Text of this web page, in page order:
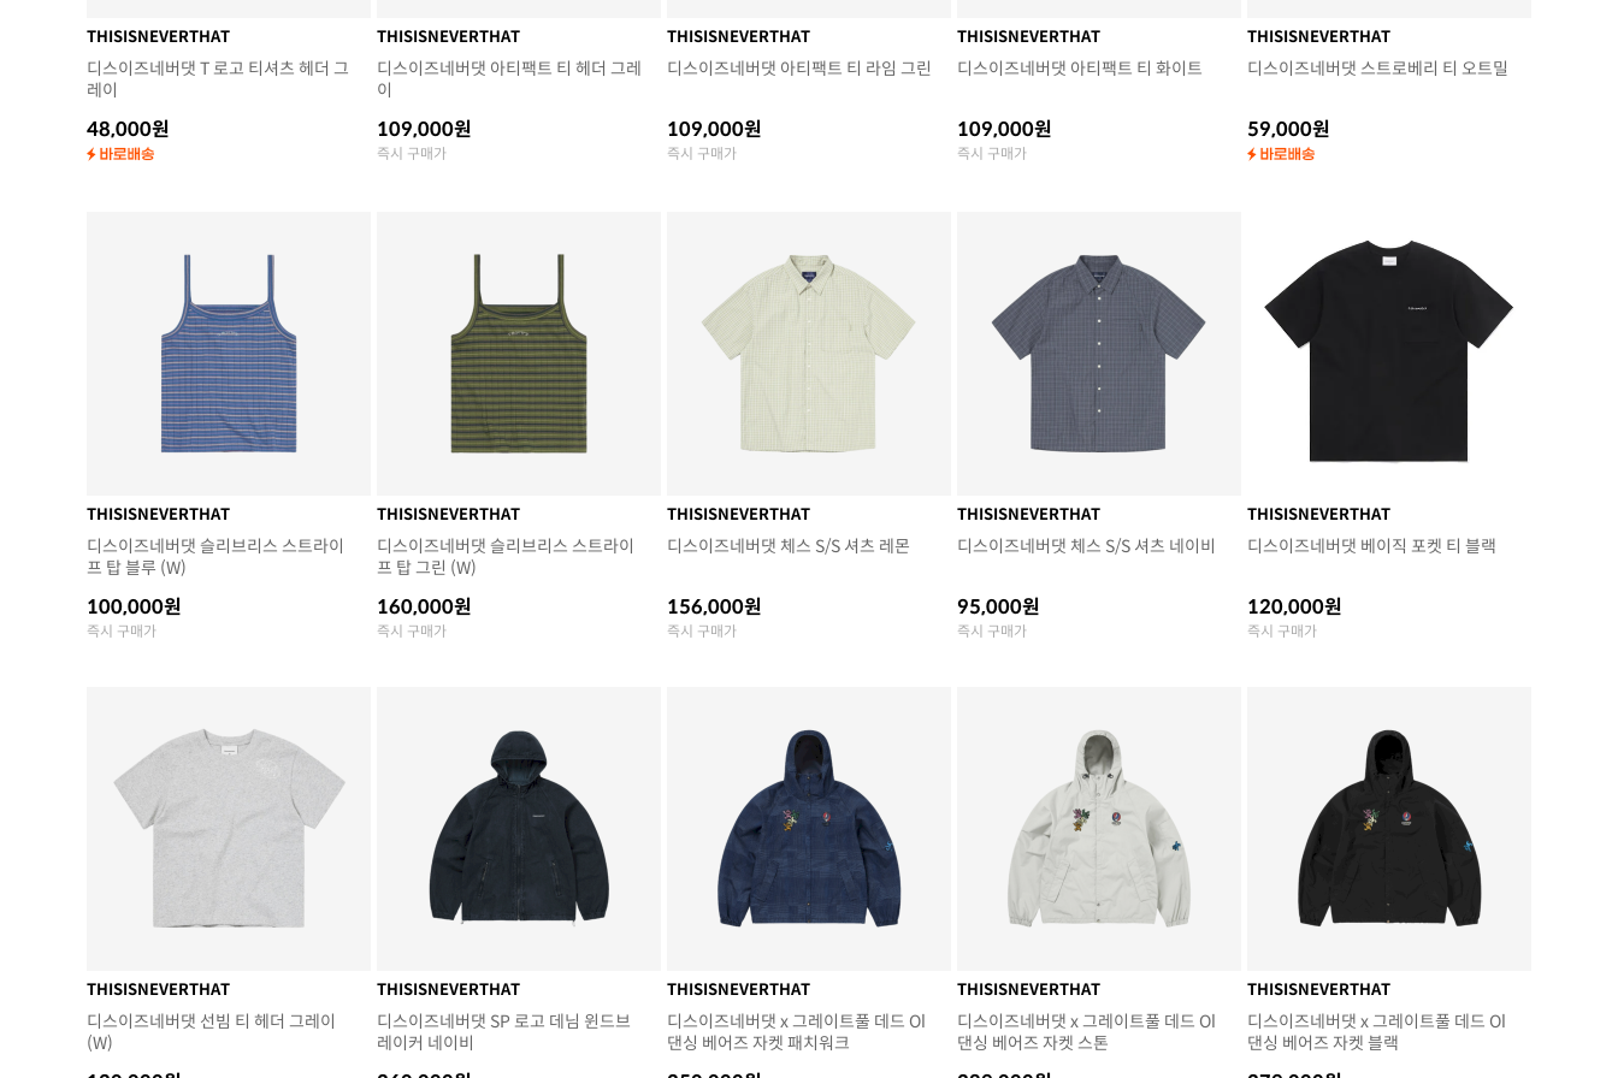
THISISNEVERTHAT
디스이즈네버댓 T 로고 티셔츠 헤더 그
레이
48,000원
THISISNEVERTHAT
디스이즈네버댓 아티팩트 티 헤더 그레
이
109,000원
즉시 구매가
THISISNEVERTHAT
디스이즈네버댓 아티팩트 티 라임 그린
109,000원
즉시 구매가
THISISNEVERTHAT
디스이즈네버댓 아티팩트 티 화이트
109,000원
즉시 구매가
THISISNEVERTHAT
디스이즈네버댓 스트로베리 티 오트밀
59,000원
THISISNEVERTHAT
디스이즈네버댓 슬리브리스 스트라이
프 탑 블루 (W)
100,000원
즉시 구매가
THISISNEVERTHAT
디스이즈네버댓 슬리브리스 스트라이
프 탑 그린 (W)
160,000원
즉시 구매가
THISISNEVERTHAT
디스이즈네버댓 체스 S/S 셔츠 레몬
156,000원
즉시 구매가
THISISNEVERTHAT
디스이즈네버댓 체스 S/S 셔츠 네이비
95,000원
즉시 구매가
THISISNEVERTHAT
디스이즈네버댓 베이직 포켓 티 블랙
120,000원
즉시 구매가
THISISNEVERTHAT
디스이즈네버댓 선빔 티 헤더 그레이
(W)
THISISNEVERTHAT
디스이즈네버댓 SP 로고 데님 윈드브
레이커 네이비
THISISNEVERTHAT
디스이즈네버댓 x 그레이트풀 데드 Ol
댄싱 베어즈 자켓 패치워크
THISISNEVERTHAT
디스이즈네버댓 x 그레이트풀 데드 Ol
댄싱 베어즈 자켓 스톤
THISISNEVERTHAT
디스이즈네버댓 x 그레이트풀 데드 Ol
댄싱 베어즈 자켓 블랙